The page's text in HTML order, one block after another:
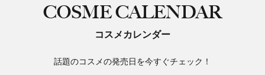
COSME CALENDAR
コスメカレンダー
話題のコスメの発売日を今すぐチェック！